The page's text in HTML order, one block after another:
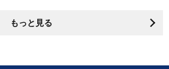
もっと見る